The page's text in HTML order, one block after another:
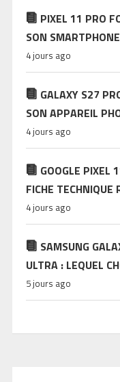
PIXEL 11 PRO
SON
4 jours ago
GALAXY S27
SON APPAREIL
4 jours ago
GOOGLE PIXEL
FICHE TECHNIQUE
4 jours ago
SAMSUNG
ULTRA : LEQUEL
5 jours ago